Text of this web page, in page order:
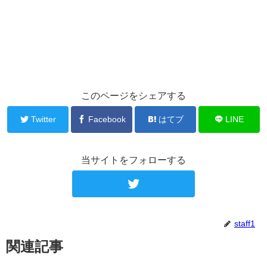
このページをシェアする
Twitter Facebook はてブ LINE
当サイトをフォローする
staff1
関連記事